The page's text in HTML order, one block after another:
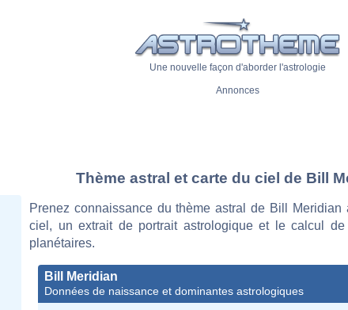
Une nouvelle façon d'aborder l'astrologie
Annonces
Thème astral et carte du ciel de Bill
Prenez connaissance du thème astral de Bill Meridian
ciel, un extrait de portrait astrologique et le calcul de
planétaires.
Bill Meridian
Données de naissance et dominantes astrologiques